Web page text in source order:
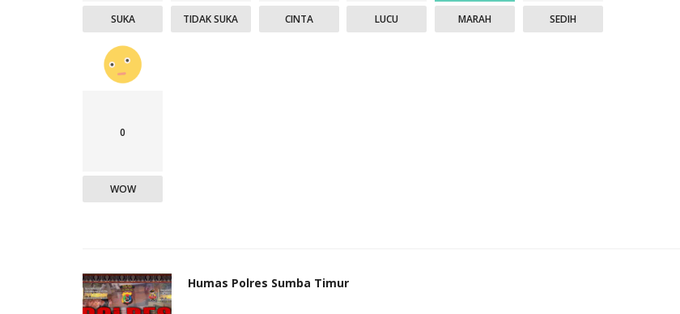
SUKA TIDAK SUKA CINTA LUCU MARAH SEDIH
0
WOW
Humas Polres Sumba Timur